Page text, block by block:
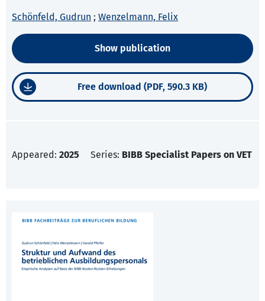
Schönfeld, Gudrun ; Wenzelmann, Felix
Show publication
Free download (PDF, 590.3 KB)
Appeared: 2025 Series: BIBB Specialist Papers on VET